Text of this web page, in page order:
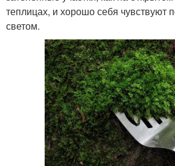
теплицах, и хорошо себя чувствуют
светом.